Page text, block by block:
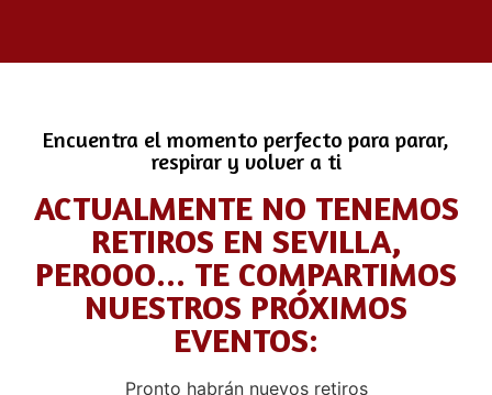
Encuentra el momento perfecto para parar,
respirar y volver a ti
ACTUALMENTE NO TENEMOS
RETIROS EN SEVILLA,
PEROOO... TE COMPARTIMOS
NUESTROS PRÓXIMOS
EVENTOS:
Pronto habrán nuevos retiros